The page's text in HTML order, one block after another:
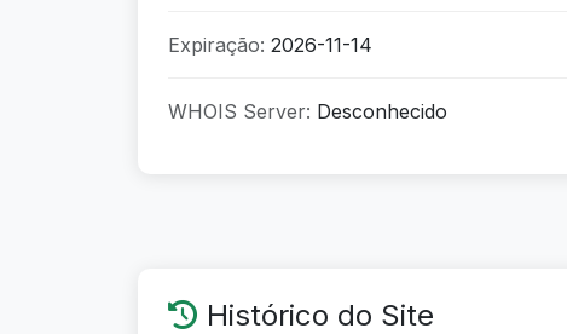
Expiração: 2026-11-14
WHOIS Server: Desconhecido
Histórico do Site